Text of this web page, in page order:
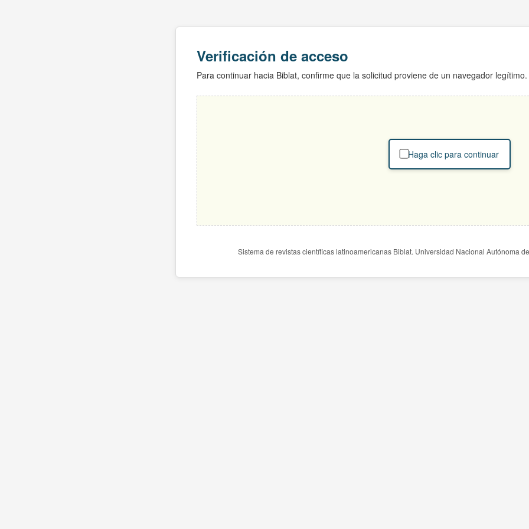
Verificación de acceso
Para continuar hacia Biblat, confirme que la solicitud proviene de un navegador legítimo.
Haga clic para continuar
Sistema de revistas científicas latinoamericanas Biblat. Universidad Nacional Autónoma